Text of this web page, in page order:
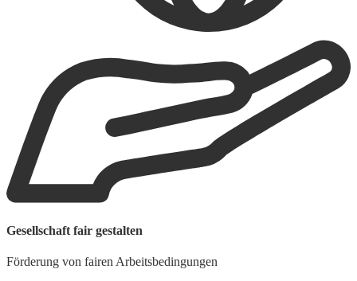
Gesellschaft fair gestalten
Förderung von fairen Arbeitsbedingungen